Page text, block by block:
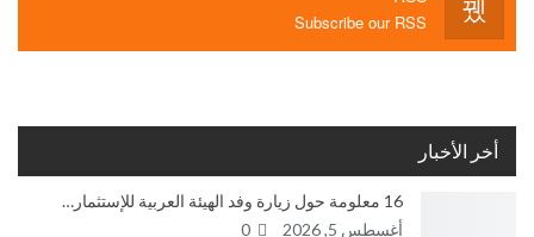
Subscribe our RSS
أخر الأخبار
16 معلومة حول زيارة وفد الهيئة العربية للإستثمار…
أغسطس 5, 2026